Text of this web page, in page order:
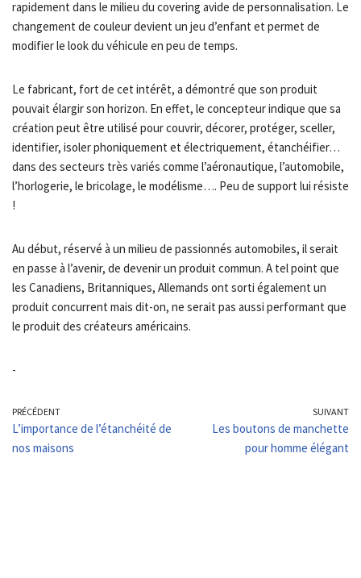
rapidement dans le milieu du covering avide de personnalisation. Le
changement de couleur devient un jeu d’enfant et permet de
modifier le look du véhicule en peu de temps.
Le fabricant, fort de cet intérêt, a démontré que son produit
pouvait élargir son horizon. En effet, le concepteur indique que sa
création peut être utilisé pour couvrir, décorer, protéger, sceller,
identifier, isoler phoniquement et électriquement, étanchéifier…
dans des secteurs très variés comme l’aéronautique, l’automobile,
l’horlogerie, le bricolage, le modélisme…. Peu de support lui résiste
!
Au début, réservé à un milieu de passionnés automobiles, il serait
en passe à l’avenir, de devenir un produit commun. A tel point que
les Canadiens, Britanniques, Allemands ont sorti également un
produit concurrent mais dit-on, ne serait pas aussi performant que
le produit des créateurs américains.
-
PRÉCÉDENT
L’importance de l’étanchéité de
nos maisons
SUIVANT
Les boutons de manchette
pour homme élégant